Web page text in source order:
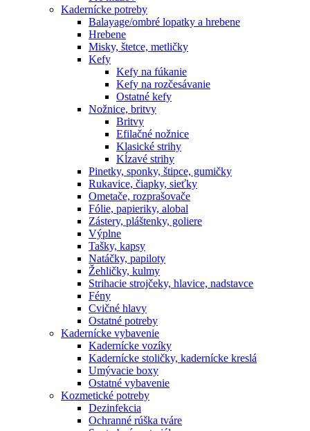
Kadernícke potreby
Balayage/ombré lopatky a hrebene
Hrebene
Misky, štetce, metličky
Kefy
Kefy na fúkanie
Kefy na rozčesávanie
Ostatné kefy
Nožnice, britvy
Britvy
Efilačné nožnice
Klasické strihy
Kĺzavé strihy
Pinetky, sponky, štipce, gumičky
Rukavice, čiapky, sieťky
Ometače, rozprašovače
Fólie, papieriky, alobal
Zástery, pláštenky, goliere
Výplne
Tašky, kapsy
Natáčky, papiloty
Žehličky, kulmy
Strihacie strojčeky, hlavice, nadstavce
Fény
Cvičné hlavy
Ostatné potreby
Kadernícke vybavenie
Kadernícke vozíky
Kadernícke stoličky, kadernícke kreslá
Umývacie boxy
Ostatné vybavenie
Kozmetické potreby
Dezinfekcia
Ochranné rúška tváre